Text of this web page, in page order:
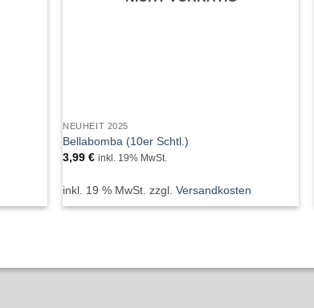
NEUHEIT 2025
Bellabomba (10er Schtl.)
3,99€ inkl. 19% MwSt.
inkl. 19 % MwSt. zzgl.Versandkosten